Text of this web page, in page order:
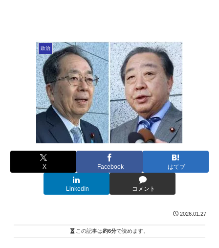
政治
X Facebook はてブ
LinkedIn コメント
2026.01.27
この記事は約6分で読めます。